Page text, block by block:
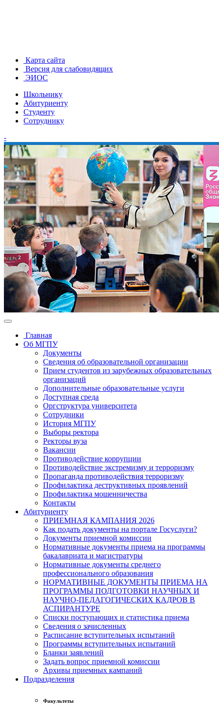
Карта сайта
Версия для слабовидящих
ЭИОС
Школьнику
Абитуриенту
Студенту
Сотруднику
-
Главная
Об МГПУ
Документы
Сведения об образовательной организации
Прием студентов из зарубежных образовательных
организаций
Дополнительные образовательные услуги
Доступная среда
Оргструктура университета
Сотрудники
История МГПУ
Выборы ректора
Ректоры вуза
Вакансии
Противодействие коррупции
Противодействие экстремизму и терроризму
Пропаганда противодействия терроризму
Профилактика деструктивных проявлений
Профилактика мошенничества
Контакты
Абитуриенту
ПРИЕМНАЯ КАМПАНИЯ 2026
Как подать документы на портале Госуслуги?
Документы приемной комиссии
Нормативные документы приема на программы
бакалавриата и магистратуры
Нормативные документы среднего
профессионального образования
НОРМАТИВНЫЕ ДОКУМЕНТЫ ПРИЕМА НА
ПРОГРАММЫ ПОДГОТОВКИ НАУЧНЫХ И
НАУЧНО-ПЕДАГОГИЧЕСКИХ КАДРОВ В
АСПИРАНТУРЕ
Списки поступающих и статистика приема
Сведения о зачисленных
Расписание вступительных испытаний
Программы вступительных испытаний
Бланки заявлений
Задать вопрос приемной комиссии
Архивы приемных кампаний
Подразделения
Факультеты